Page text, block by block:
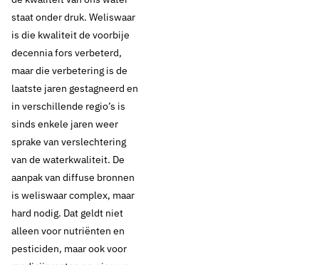
staat onder druk. Weliswaar
is die kwaliteit de voorbije
decennia fors verbeterd,
maar die verbetering is de
laatste jaren gestagneerd en
in verschillende regio’s is
sinds enkele jaren weer
sprake van verslechtering
van de waterkwaliteit. De
aanpak van diffuse bronnen
is weliswaar complex, maar
hard nodig. Dat geldt niet
alleen voor nutriënten en
pesticiden, maar ook voor